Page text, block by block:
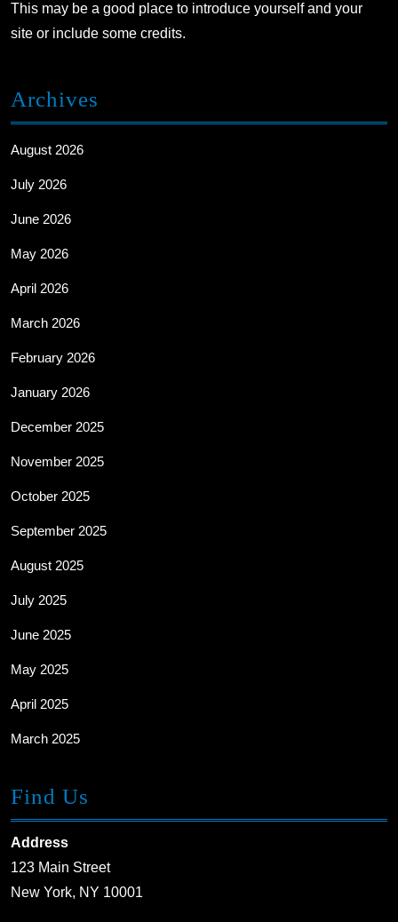
This may be a good place to introduce yourself and your
site or include some credits.
Archives
August 2026
July 2026
June 2026
May 2026
April 2026
March 2026
February 2026
January 2026
December 2025
November 2025
October 2025
September 2025
August 2025
July 2025
June 2025
May 2025
April 2025
March 2025
Find Us
Address
123 Main Street
New York, NY 10001